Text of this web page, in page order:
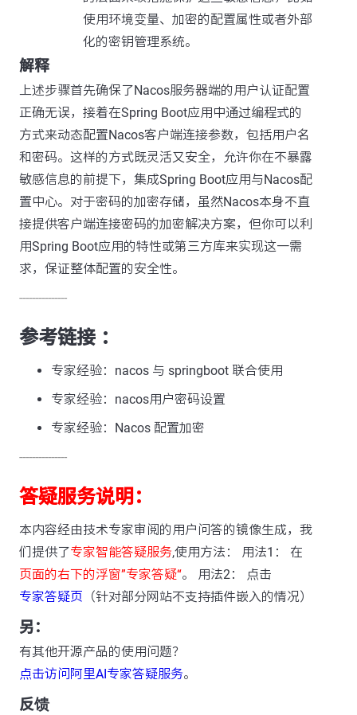
使用环境变量、加密的配置属性或者外部
化的密钥管理系统。
解释
上述步骤首先确保了Nacos服务器端的用户认证配置
正确无误，接着在Spring Boot应用中通过编程式的
方式来动态配置Nacos客户端连接参数，包括用户名
和密码。这样的方式既灵活又安全，允许你在不暴露
敏感信息的前提下，集成Spring Boot应用与Nacos配
置中心。对于密码的加密存储，虽然Nacos本身不直
接提供客户端连接密码的加密解决方案，但你可以利
用Spring Boot应用的特性或第三方库来实现这一需
求，保证整体配置的安全性。
---------------
参考链接 ：
专家经验：nacos 与 springboot 联合使用
专家经验：nacos用户密码设置
专家经验：Nacos 配置加密
---------------
答疑服务说明：
本内容经由技术专家审阅的用户问答的镜像生成，我
们提供了专家智能答疑服务,使用方法： 用法1： 在
页面的右下的浮窗”专家答疑“。 用法2： 点击
专家答疑页 （针对部分网站不支持插件嵌入的情况）
另：
有其他开源产品的使用问题？
点击访问阿里AI专家答疑服务。
反馈